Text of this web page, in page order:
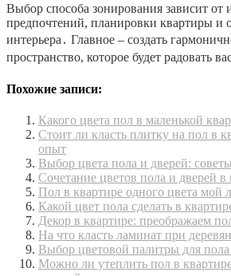
Выбор способа зонирования зависит от
предпочтений, планировки квартиры и
интерьера․ Главное – создать
пространство, которое будет радовать
Похожие записи:
Какого цвета пол в маленькой
Стоит ли класть плитку на пол в
опыт
Выбор цвета пола и дверей:
Сочетание цветов пола и дверей в
Пол в квартире одного цвета мой
Какой цвет пола сделать в
Декор в квартире: преображаем
На что класть ламинат при
Выбор цветовой палитры для пола
Можно ли утеплить пол в